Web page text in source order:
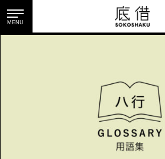
MENU
底地・借地を知る